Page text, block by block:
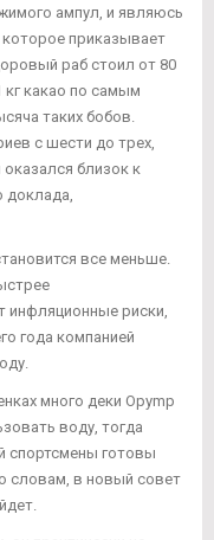
ампул, и являюсь
приказывает
раб стоил от 80
кг какао по самым
таких бобов.
с шести до трех,
близок к
доклада,
все меньше.
инфляционные риски,
года компанией
много деки Opymp
воду, тогда
спортсмены готовы
словам, в новый совет